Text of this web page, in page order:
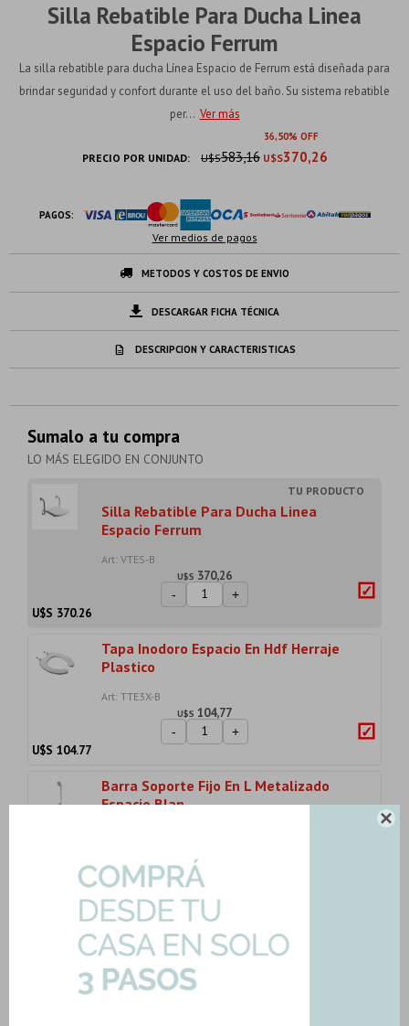

Silla Rebatible Para Ducha Linea
Espacio Ferrum
La silla rebatible para ducha Línea Espacio de Ferrum está diseñada para
brindar seguridad y confort durante el uso del baño. Su sistema rebatible
per... Ver más
36 50
PRECIO POR UNIDAD: U$S370,26
U$S583,16
PAGOS:
Ver medios de pagos
METODOS Y COSTOS DE ENVIO
DESCARGAR FICHA TÉCNICA
DESCRIPCION Y CARACTERISTICAS
Sumalo a tu compra
LO MÁS ELEGIDO EN CONJUNTO
Silla Rebatible Para Ducha Linea
Espacio Ferrum
Art: VTES-B
U$S 370,26
- +
U$S 370.26
Tapa Inodoro Espacio En Hdf Herraje
Plastico
Art: TTE3X-B
U$S 104,77
- +
U$S 104.77
Barra Soporte Fijo En L Metalizado
Espacio Blan...
-
228.19
Importe total:USD 703.22